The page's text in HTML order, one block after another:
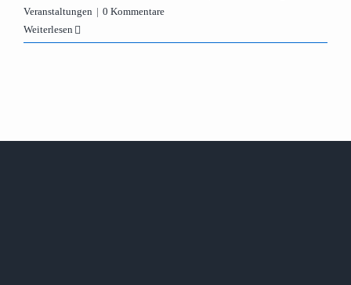
Veranstaltungen | 0 Kommentare
Weiterlesen